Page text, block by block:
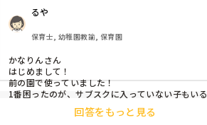
るや
保育士, 幼稚園教諭, 保育園
かなりんさん
はじめまして！
前の園で使っていました！
1番困ったのが、サブスクに入っていない子もい
した。強制は出来ないため(収入の問題やオムツ外
うな子とかもいるので)この子はサブスク、この子
回答をもっと見る